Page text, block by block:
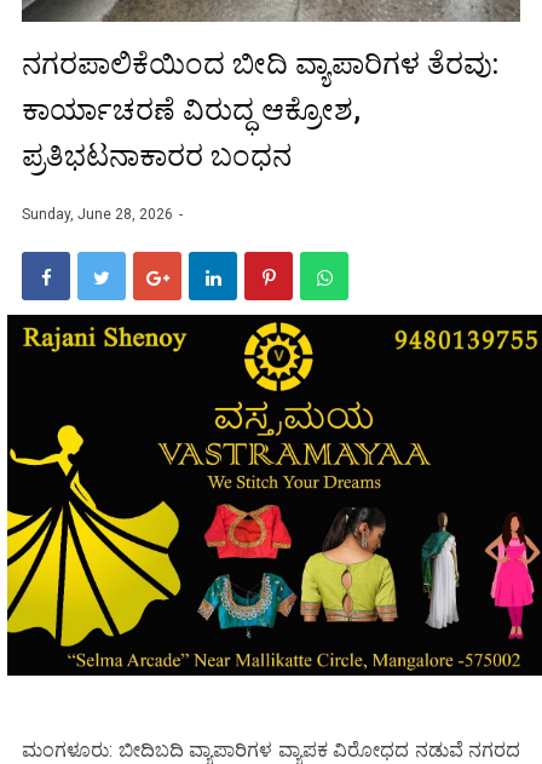
ನಗರಪಾಲಿಕೆಯಿಂದ ಬೀದಿ ವ್ಯಾಪಾರಿಗಳ ತೆರವು:
ಕಾರ್ಯಾಚರಣೆ ವಿರುದ್ಧ ಆಕ್ರೋಶ,
ಪ್ರತಿಭಟನಾಕಾರರ ಬಂಧನ
Sunday, June 28, 2026
ಮಂಗಳೂರು: ಬೀದಿಬದಿ ವ್ಯಾಪಾರಿಗಳ ವ್ಯಾಪಕ ವಿರೋಧದ ನಡುವೆ ನಗರದ